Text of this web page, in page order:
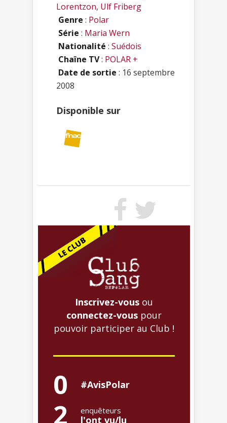
Lorentzon, Ulf Friberg
Genre : Polar
Série : Maria Wern
Nationalité : Suédois
Chaîne TV: POLAR +
Date de sortie : 16 septembre
2008
Disponible sur
Inscrivez-vous ou
connectez-vous pour
pouvoir participer au Club !
0 #AvisPolar
2 enquêteurs
l'ont vu/lu